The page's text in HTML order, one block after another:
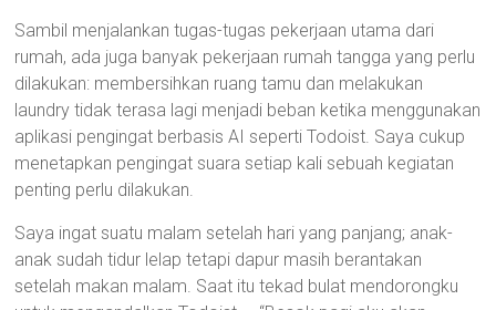
Sambil menjalankan tugas-tugas pekerjaan utama dari
rumah, ada juga banyak pekerjaan rumah tangga yang perlu
dilakukan: membersihkan ruang tamu dan melakukan
laundry tidak terasa lagi menjadi beban ketika menggunakan
aplikasi pengingat berbasis AI seperti Todoist. Saya cukup
menetapkan pengingat suara setiap kali sebuah kegiatan
penting perlu dilakukan.
Saya ingat suatu malam setelah hari yang panjang; anak-
anak sudah tidur lelap tetapi dapur masih berantakan
setelah makan malam. Saat itu tekad bulat mendorongku